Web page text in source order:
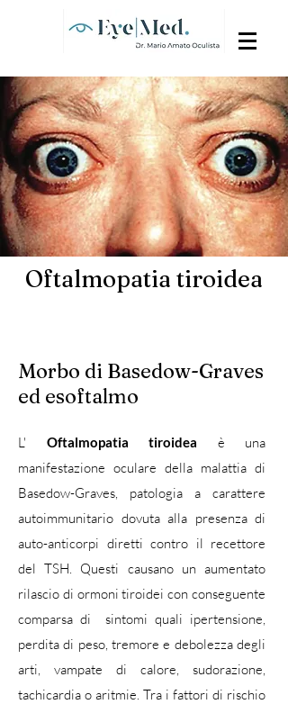
Oftalmopatia tiroidea
Morbo di Basedow-Graves
ed esoftalmo
L' Oftalmopatia tiroidea è una
manifestazione oculare della malattia di
Basedow-Graves, patologia a carattere
autoimmunitario dovuta alla presenza di
auto-anticorpi diretti contro il recettore
del TSH. Questi causano un aumentato
rilascio di ormoni tiroidei con conseguente
comparsa di sintomi quali ipertensione,
perdita di peso, tremore e debolezza degli
arti, vampate di calore, sudorazione,
tachicardia o aritmie. Tra i fattori di rischio